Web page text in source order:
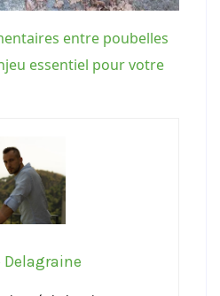
entre poubelles
essentiel pour votre
Delagraine